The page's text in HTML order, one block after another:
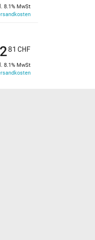
8.1% MwSt
81 CHF
8.1% MwSt